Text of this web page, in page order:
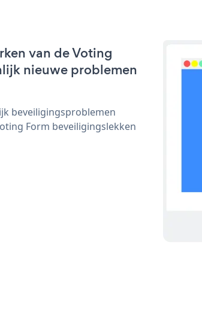
van de Voting
nieuwe problemen
beveiligingsproblemen
Form beveiligingslekken